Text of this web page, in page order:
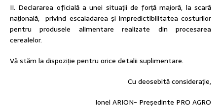
II. Declararea oficială a unei situații de forță majoră, la scară
națională, privind escaladarea și impredictibilitatea costurilor
pentru produsele alimentare realizate din procesarea
cerealelor.
Vă stăm la dispoziție pentru orice detalii suplimentare.
Cu deosebită considerație,
Ionel ARION- Președinte PRO AGRO